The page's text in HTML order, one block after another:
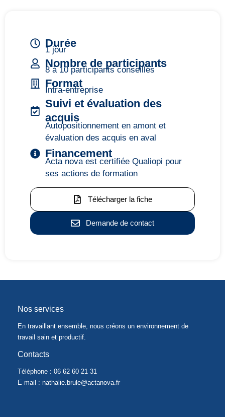
Durée
1 jour
Nombre de participants
8 à 10 participants conseillés
Format
Intra-entreprise
Suivi et évaluation des
acquis
Autopositionnement en amont et
évaluation des acquis en aval
Financement
Acta nova est certifiée Qualiopi pour
ses actions de formation
Télécharger la fiche
Demande de contact
Nos services
En travaillant ensemble, nous créons un environnement de
travail sain et productif.
Contacts
Téléphone : 06 62 60 21 31
E-mail : nathalie.brule@actanova.fr